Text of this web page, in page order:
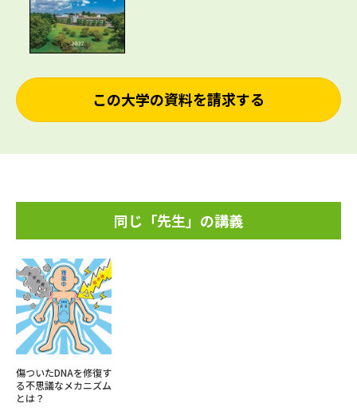
この大学の資料を請求する
同じ「先生」の講義
傷ついたDNAを修復す
る不思議なメカニズム
とは？